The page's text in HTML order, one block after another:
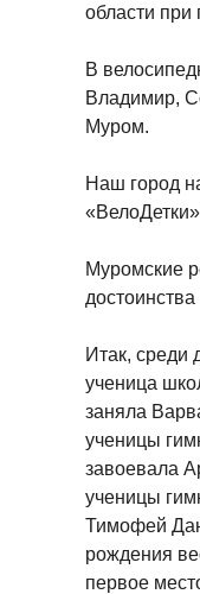
области при
В
Владимир,
Муром.
Наш город
Муромские
Итак, среди
ученица
заняла
ученицы
завоевала
ученицы
Тимофей
рождения
первое